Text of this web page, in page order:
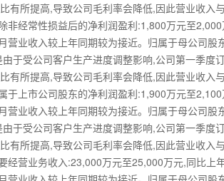
有所提高,导致公司毛利率会降低,因此营业收入
经常性损益后的净利润盈利:1,800万元至2,000
收入较上年同期较为接近。归属于母公司股
由于受公司客户生产进度调整影响,公司第一季
有所提高,导致公司毛利率会降低,因此营业收入
上市公司股东的净利润盈利:1,900万元至2,100
收入较上年同期较为接近。归属于母公司股
由于受公司客户生产进度调整影响,公司第一季
有所提高,导致公司毛利率会降低,因此营业收入
营业务收入:23,000万元至25,000万元,同比上年